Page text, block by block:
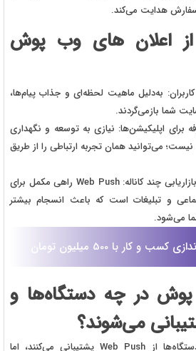
هدایت می‌کند.
از اعلان های وب پوش
به‌دلیل ماهیت لحظه‌ای و جذاب پیام‌ها،
شما بازمی‌گردند.
برای اپلیکیشن‌ها: نیازی به توسعه و نگهداری
نیست؛ می‌توانید همان تجربه ارتباطی را از طریق
چند کاناله:Web Push راهی مکمل برای
و تبلیغات است که باعث انسجام بیشتر
می‌شود.
کسب و کار با 500 میلیون تومان
در چه دستگاه‌ها و
می‌شوند؟
از Web Pushپشتیبانی می‌کنند، اما